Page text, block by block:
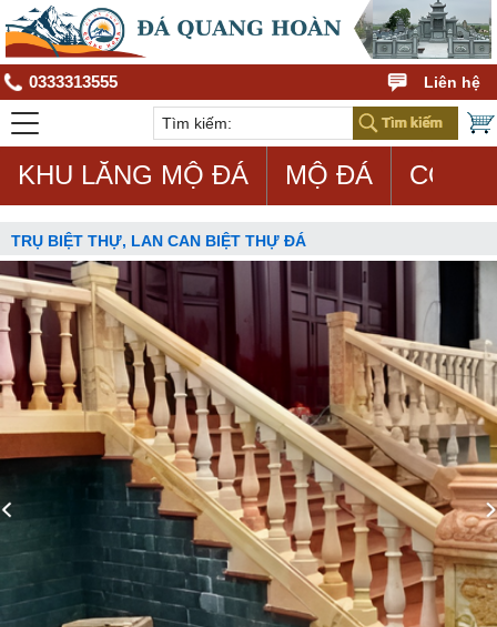
0333313555 Liên hệ
KHU LĂNG MỘ ĐÁ MỘ ĐÁ CON
TRỤ BIỆT THỰ, LAN CAN BIỆT THỰ ĐÁ